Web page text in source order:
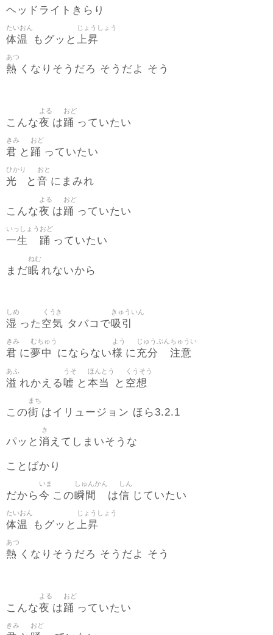
ヘッドライトきらり
体温
たいおん
もグッと 上昇
じょうしょう
熱
あつ
くなりそうだろ そうだよ そう
こんな夜
よる
は踊
おど
っていたい
君
きみ
と 踊
おど
っていたい
光
ひかり
と 音
おと
にまみれ
こんな夜
よる
は踊
おど
っていたい
一生
いっしょう
踊
おど
っていたい
まだ眠
ねむ
れないから
湿
しめ
った 空気
くうき
タバコで吸引
きゅういん
君
きみ
に夢中
むちゅう
にならない様
よう
に充分
じゅうぶん
注意
ちゅうい
溢
あふ
れかえる 嘘
うそ
と 本当
ほんとう
と 空想
くうそう
この街
まち
はイリュージョン ほら3.2.1
パッと 消
き
えてしまいそうな
ことばかり
だから今
いま
この瞬間
しゅんかん
は信
しん
じていたい
体温
たいおん
もグッと 上昇
じょうしょう
熱
あつ
くなりそうだろ そうだよ そう
こんな夜
よる
は踊
おど
っていたい
きみ おど